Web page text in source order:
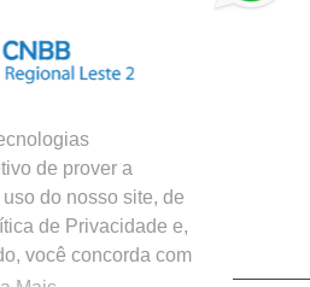
de prover a
do nosso site, de
de Privacidade e,
você concorda com